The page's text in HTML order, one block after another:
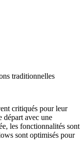
traditionnelles
critiqués pour leur
départ avec une
les fonctionnalités sont
sont optimisés pour